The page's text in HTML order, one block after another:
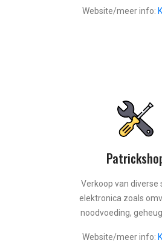
Website/meer info:
Verkoop van diverse
elektronica zoals
noodvoeding,
Website/meer info: